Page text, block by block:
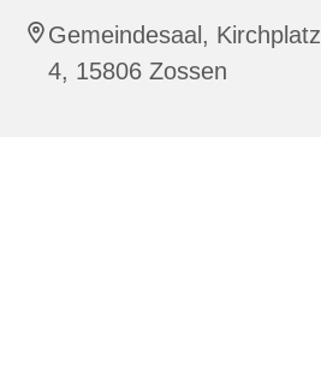
Gemeindesaal, Kirchplatz
4, 15806 Zossen